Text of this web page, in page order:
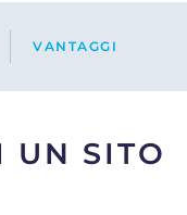
VANTAGGI
UN SITO